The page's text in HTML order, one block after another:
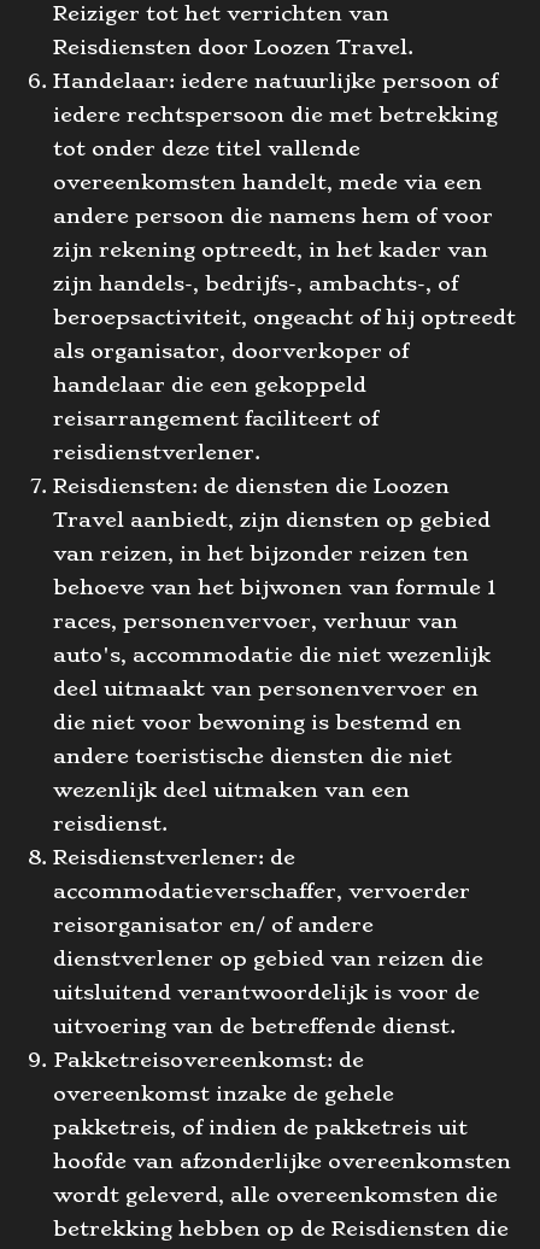
Reiziger tot het verrichten van
Reisdiensten door Loozen Travel.
Handelaar: iedere natuurlijke persoon of
iedere rechtspersoon die met betrekking
tot onder deze titel vallende
overeenkomsten handelt, mede via een
andere persoon die namens hem of voor
zijn rekening optreedt, in het kader van
zijn handels-, bedrijfs-, ambachts-, of
beroepsactiviteit, ongeacht of hij optreedt
als organisator, doorverkoper of
handelaar die een gekoppeld
reisarrangement faciliteert of
reisdienstverlener.
Reisdiensten: de diensten die Loozen
Travel aanbiedt, zijn diensten op gebied
van reizen, in het bijzonder reizen ten
behoeve van het bijwonen van formule 1
races, personenvervoer, verhuur van
auto's, accommodatie die niet wezenlijk
deel uitmaakt van personenvervoer en
die niet voor bewoning is bestemd en
andere toeristische diensten die niet
wezenlijk deel uitmaken van een
reisdienst.
Reisdienstverlener: de
accommodatieverschaffer, vervoerder
reisorganisator en/ of andere
dienstverlener op gebied van reizen die
uitsluitend verantwoordelijk is voor de
uitvoering van de betreffende dienst.
Pakketreisovereenkomst: de
overeenkomst inzake de gehele
pakketreis, of indien de pakketreis uit
hoofde van afzonderlijke overeenkomsten
wordt geleverd, alle overeenkomsten die
betrekking hebben op de Reisdiensten die